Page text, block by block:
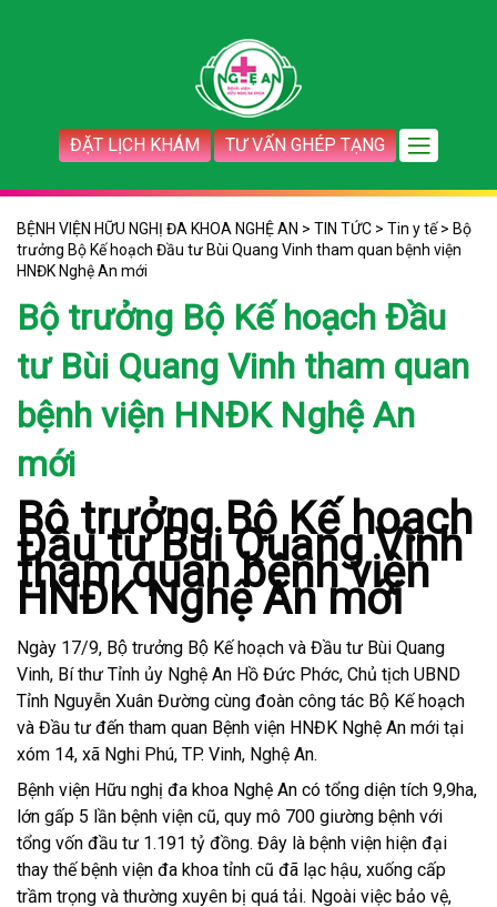
ĐẶT LỊCH KHÁM TƯ VẤN GHÉP TẠNG
BỆNH VIỆN HỮU NGHỊ ĐA KHOA NGHỆ AN > TIN TỨC > Tin y tế> Bộ
trưởng Bộ Kế hoạch Đầu tư Bùi Quang Vinh tham quan bệnh viện
HNĐK Nghệ An mới
Bộ trưởng Bộ Kế hoạch Đầu
tư Bùi Quang Vinh tham quan
bệnh viện HNĐK Nghệ An
mới
Bộ trưởng Bộ Kế hoạch
Đầu tư Bùi Quang Vinh
tham quan bệnh viện
HNĐK Nghệ An mới
Ngày 17/9, Bộ trưởng Bộ Kế hoạch và Đầu tư Bùi Quang
Vinh, Bí thư Tỉnh ủy Nghệ An Hồ Đức Phớc, Chủ tịch UBND
Tỉnh Nguyễn Xuân Đường cùng đoàn công tác Bộ Kế hoạch
và Đầu tư đến tham quan Bệnh viện HNĐK Nghệ An mới tại
xóm 14, xã Nghi Phú, TP. Vinh, Nghệ An.
Bệnh viện Hữu nghị đa khoa Nghệ An có tổng diện tích 9,9ha,
lớn gấp 5 lần bệnh viện cũ, quy mô 700 giường bệnh với
tổng vốn đầu tư 1.191 tỷ đồng. Đây là bệnh viện hiện đại
thay thế bệnh viện đa khoa tỉnh cũ đã lạc hậu, xuống cấp
trầm trọng và thường xuyên bị quá tải. Ngoài việc bảo vệ,